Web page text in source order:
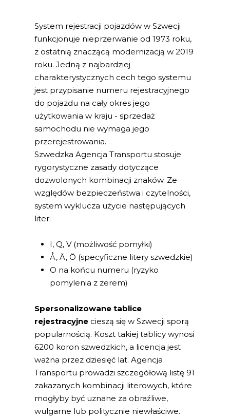
System rejestracji pojazdów w Szwecji
funkcjonuje nieprzerwanie od 1973 roku,
z ostatnią znaczącą modernizacją w 2019
roku. Jedną z najbardziej
charakterystycznych cech tego systemu
jest przypisanie numeru rejestracyjnego
do pojazdu na cały okres jego
użytkowania w kraju - sprzedaż
samochodu nie wymaga jego
przerejestrowania.
Szwedzka Agencja Transportu stosuje
rygorystyczne zasady dotyczące
dozwolonych kombinacji znaków. Ze
względów bezpieczeństwa i czytelności,
system wyklucza użycie następujących
liter:
I, Q, V (możliwość pomyłki)
Å, Ä, Ö (specyficzne litery szwedzkie)
O na końcu numeru (ryzyko
pomylenia z zerem)
Spersonalizowane tablice
rejestracyjne cieszą się w Szwecji sporą
popularnością. Koszt takiej tablicy wynosi
6200 koron szwedzkich, a licencja jest
ważna przez dziesięć lat. Agencja
Transportu prowadzi szczegółową listę 91
zakazanych kombinacji literowych, które
mogłyby być uznane za obraźliwe,
wulgarne lub politycznie niewłaściwe.